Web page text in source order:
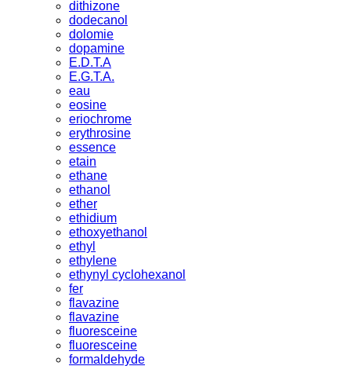
dithizone
dodecanol
dolomie
dopamine
E.D.T.A
E.G.T.A.
eau
eosine
eriochrome
erythrosine
essence
etain
ethane
ethanol
ether
ethidium
ethoxyethanol
ethyl
ethylene
ethynyl cyclohexanol
fer
flavazine
flavazine
fluoresceine
fluoresceine
formaldehyde